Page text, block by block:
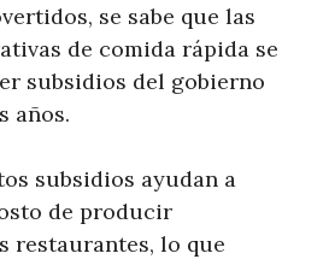
se sabe que las
de comida rápida se
subsidios del gobierno
años.
subsidios ayudan a
de producir
restaurantes, lo que